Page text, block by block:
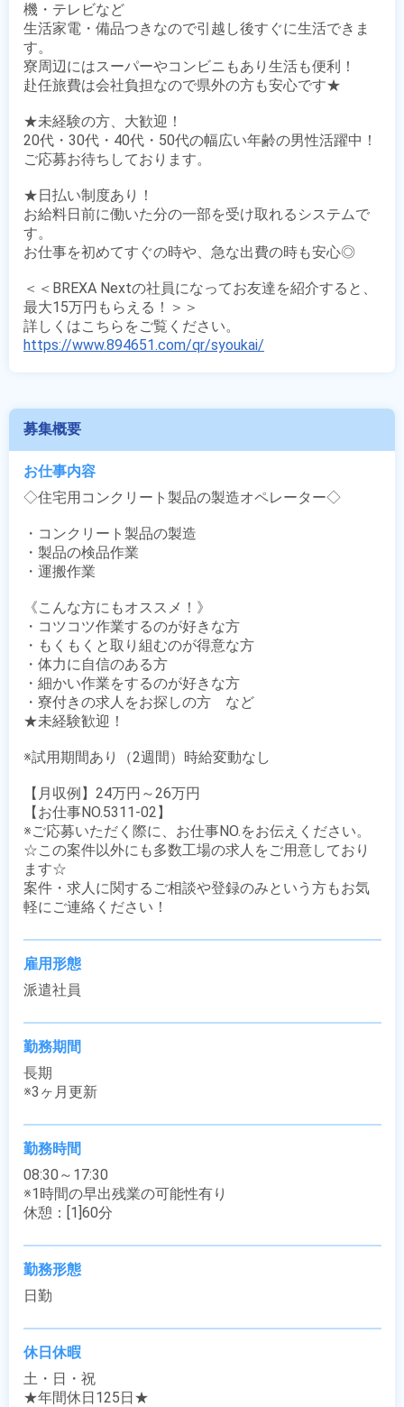
機・テレビなど
生活家電・備品つきなので引越し後すぐに生活できま
す。
寮周辺にはスーパーやコンビニもあり生活も便利！
赴任旅費は会社負担なので県外の方も安心です★
★未経験の方、大歓迎！
20代・30代・40代・50代の幅広い年齢の男性活躍中！
ご応募お待ちしております。
★日払い制度あり！
お給料日前に働いた分の一部を受け取れるシステムで
す。
お仕事を初めてすぐの時や、急な出費の時も安心◎
＜＜BREXA Nextの社員になってお友達を紹介すると、
最大15万円もらえる！＞＞
https://www.894651.com/qr/syoukai/
募集概要
お仕事内容
◇住宅用コンクリート製品の製造オペレーター◇
・コンクリート製品の製造
・製品の検品作業
・運搬作業
《こんな方にもオススメ！》
・コツコツ作業するのが好きな方
・もくもくと取り組むのが得意な方
・体力に自信のある方
・細かい作業をするのが好きな方
・寮付きの求人をお探しの方　など
★未経験歓迎！
※試用期間あり（2週間）時給変動なし
【月収例】24万円～26万円
【お仕事NO.5311-02】
※ご応募いただく際に、お仕事NO.をお伝えください。
☆この案件以外にも多数工場の求人をご用意しており
ます☆
案件・求人に関するご相談や登録のみという方もお気
軽にご連絡ください！
雇用形態
派遣社員
勤務期間
長期
※3ヶ月更新
勤務時間
08:30～17:30
※1時間の早出残業の可能性有り
休憩：[1]60分
勤務形態
日勤
休日休暇
土・日・祝
★年間休日125日★